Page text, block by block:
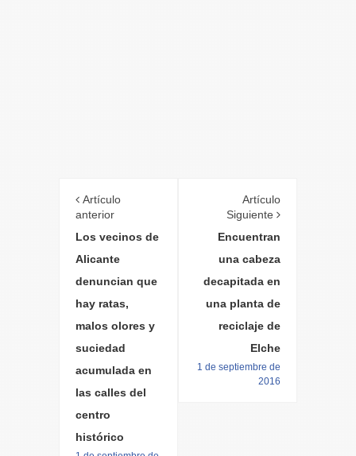
Artículo
anterior
Los vecinos de
Alicante
denuncian que
hay ratas,
malos olores y
suciedad
acumulada en
las calles del
centro
histórico
Artículo
Siguiente
Encuentran
una cabeza
decapitada en
una planta de
reciclaje de
Elche
1 de septiembre de
2016